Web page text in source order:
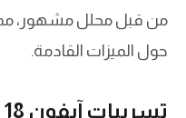
من قبل محلل مشهور،
حول الميزات القادمة.
تسريبات آيفون 18 برو: ما الجديد؟